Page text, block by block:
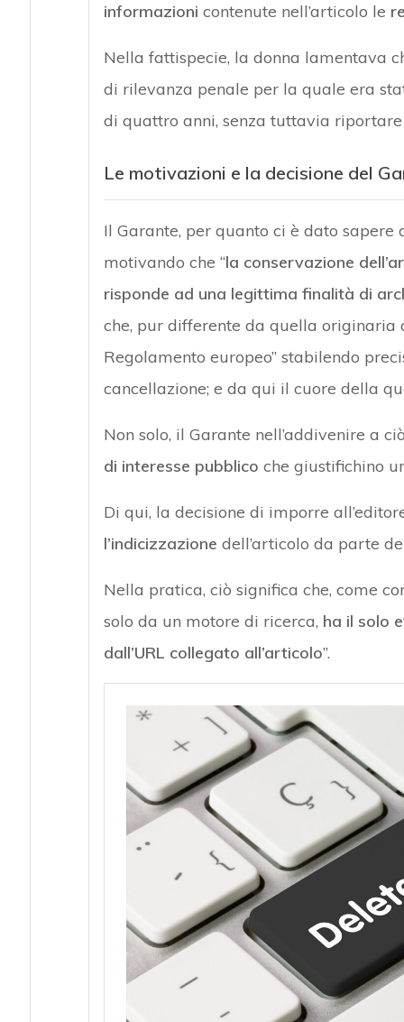
informazioni contenute nell’articolo le
Nella fattispecie, la donna lamentava
di rilevanza penale per la quale era
di quattro anni, senza tuttavia
Le motivazioni e la decisione del
Il Garante, per quanto ci è dato
motivando che “la conservazione
risponde ad una legittima finalità di
che, pur differente da quella originaria
Regolamento europeo” stabilendo
cancellazione; e da qui il cuore della
Non solo, il Garante nell’addivenire a
di interesse pubblico che giustifichino
Di qui, la decisione di imporre
l’indicizzazione dell’articolo da parte
Nella pratica, ciò significa che, come
solo da un motore di ricerca, ha il solo
dall’URL collegato all’articolo”.